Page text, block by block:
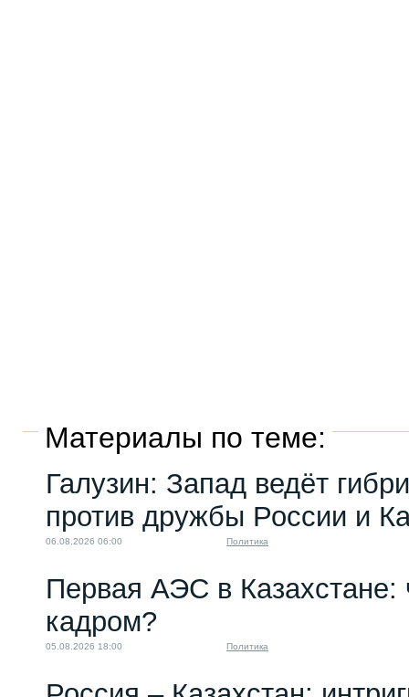
Материалы по теме:
Галузин: Запад ведёт
против дружбы России и
06.08.2026 06:00 Политика
Первая АЭС в Казахстане:
кадром?
05.08.2026 18:00 Политика